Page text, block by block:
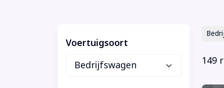
Voertuigsoort
149